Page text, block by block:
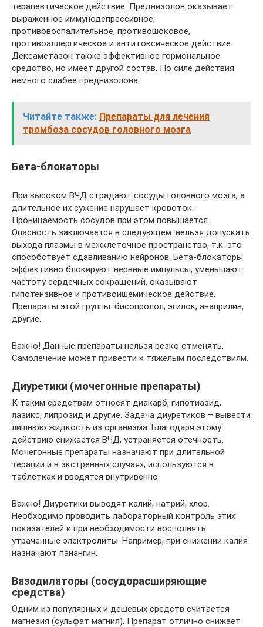
терапевтическое действие. Преднизолон оказывает
выраженное иммунодепрессивное,
противовоспалительное, противошоковое,
противоаллергическое и антитоксическое действие.
Дексаметазон также эффективное гормональное
средство, но имеет другой состав. По силе действия
немного слабее преднизолона.
Читайте также: Препараты для лечения
тромбоза сосудов головного мозга
Бета-блокаторы
При высоком ВЧД страдают сосуды головного мозга, а
длительное их сужение нарушает кровоток.
Проницаемость сосудов при этом повышается.
Опасность заключается в следующем: нельзя допускать
выхода плазмы в межклеточное пространство, т.к. это
способствует сдавливанию нейронов. Бета-блокаторы
эффективно блокируют нервные импульсы, уменьшают
частоту сердечных сокращений, оказывают
гипотензивное и противоишемическое действие.
Препараты этой группы: бисопролол, эгилок, анаприлин,
другие.
Важно! Данные препараты нельзя резко отменять.
Самолечение может привести к тяжелым последствиям.
Диуретики (мочегонные препараты)
К таким средствам относят диакарб, гипотиазид,
лазикс, липрозид и другие. Задача диуретиков – вывести
лишнюю жидкость из организма. Благодаря этому
действию снижается ВЧД, устраняется отечность.
Мочегонные препараты назначают при длительной
терапии и в экстренных случаях, используются в
таблетках и вводятся внутривенно.
Важно! Диуретики выводят калий, натрий, хлор.
Необходимо проводить лабораторный контроль этих
показателей и при необходимости восполнять
утраченные электролиты. Например, при снижении калия
назначают панангин.
Вазодилаторы (сосудорасширяющие
средства)
Одним из популярных и дешевых средств считается
магнезия (сульфат магния). Препарат отлично снижает